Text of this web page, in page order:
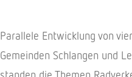
Paral­lele Entwick­lung von
Gemein­den Schlan­gen und